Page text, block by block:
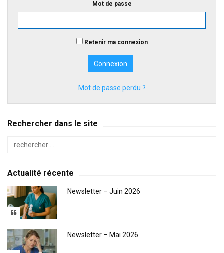
Mot de passe
Retenir ma connexion
Mot de passe perdu ?
Rechercher dans le site
Actualité récente
Newsletter – Juin 2026
Newsletter – Mai 2026